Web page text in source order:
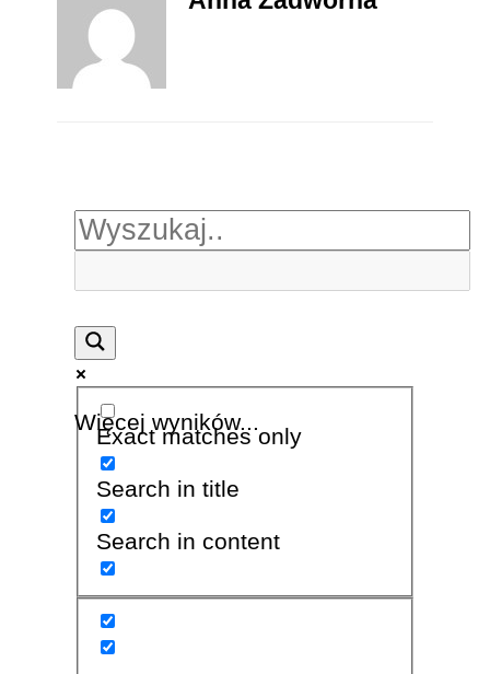
Więcej wyników...
Exact matches only
Search in title
Search in content